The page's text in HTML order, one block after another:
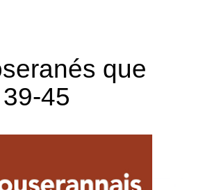
que
45